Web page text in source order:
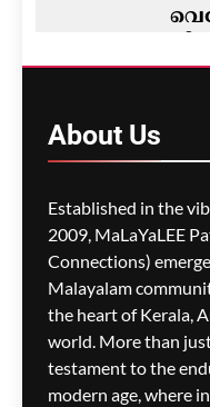
15-
About Us
Established in the
2009, MaLaYaLEE
Connections)
Malayalam
the heart of Kerala,
world. More than
testament to the
modern age, where